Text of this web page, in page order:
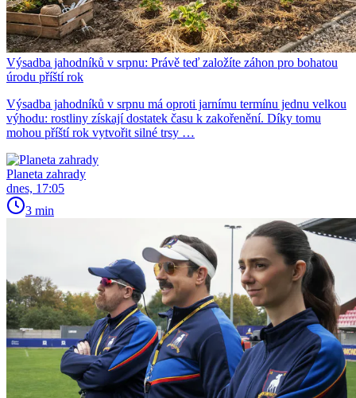
Výsadba jahodníků v srpnu: Právě teď založíte záhon pro bohatou
úrodu příští rok
Výsadba jahodníků v srpnu má oproti jarnímu termínu jednu velkou
výhodu: rostliny získají dostatek času k zakořenění. Díky tomu
mohou příští rok vytvořit silné trsy …
Planeta zahrady
dnes, 17:05
3 min